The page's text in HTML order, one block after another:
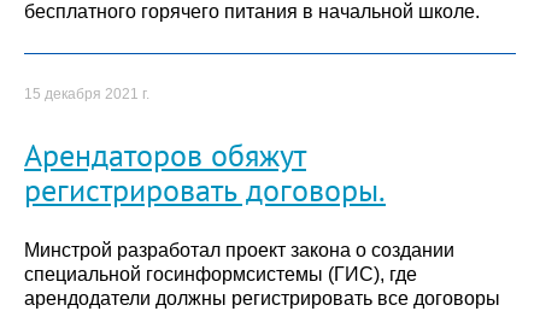
бесплатного горячего питания в начальной школе.
15 декабря 2021 г.
Арендаторов обяжут
регистрировать договоры.
Минстрой разработал проект закона о создании
специальной госинформсистемы (ГИС), где
арендодатели должны регистрировать все договоры